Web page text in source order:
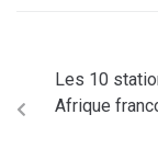
Les 10
Afrique